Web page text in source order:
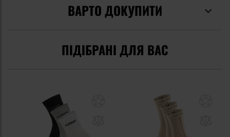
ВАРТО ДОКУПИТИ
ПІДІБРАНІ ДЛЯ ВАС